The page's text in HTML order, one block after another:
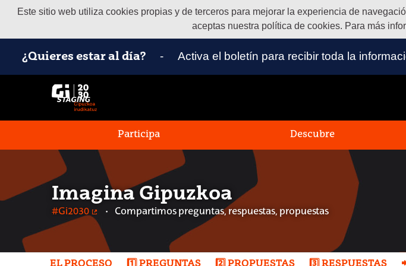
Este sitio web utiliza cookies propias y de terceros para mejorar la experiencia de
aceptas nuestra política de cookies. Para más
¿Quieres estar al día? - Activa el boletín para recibir toda la
Participa Descubre
Imagina Gipuzkoa
#Gi2030
(Enlace externo)
Compartimos preguntas, respuestas, propuestas
EL PROCESO 1️⃣ PREGUNTAS 2️⃣ PROPUESTAS 3️⃣ RESPUESTAS